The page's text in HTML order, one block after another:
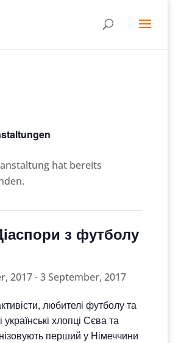
hat bereits
з футболу
2017-3 September, 2017
любителі футболу та
українські хлопці Сєва та
перший у Німеччини